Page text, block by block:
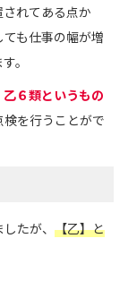
れてある点か
も仕事の幅が増
。
乙６類というもの
を行うことがで
たが、 【乙】と